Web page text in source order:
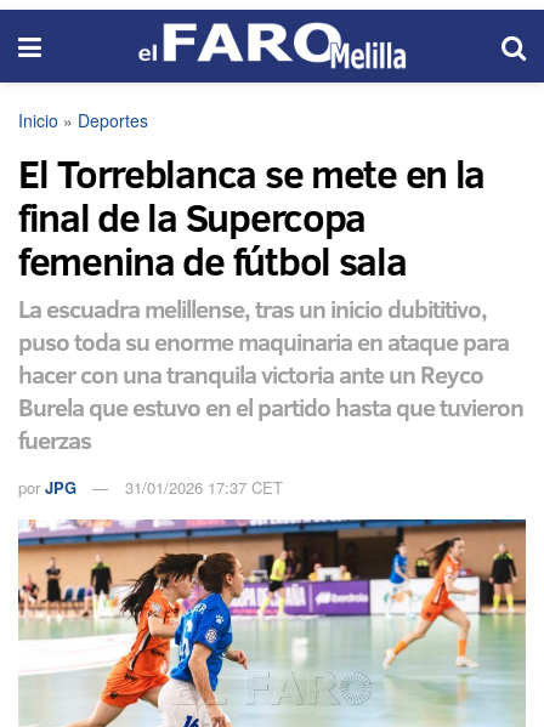
Inicio » Deportes
El Torreblanca se mete en la
final de la Supercopa
femenina de fútbol sala
La escuadra melillense, tras un inicio dubititivo,
puso toda su enorme maquinaria en ataque para
hacer con una tranquila victoria ante un Reyco
Burela que estuvo en el partido hasta que tuvieron
fuerzas
por JPG 31/01/2026 17:37 CET